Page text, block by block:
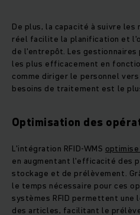
De plus, la capacité à suivre les
réel facilite la planification et
de l'entrepôt. Les
les plus efficacement en
comme diriger le personnel
besoins de traitement est le
Optimisation des
L'intégration RFID-WMS
en augmentant l'efficacité des
stockage et de prélèvement.
le temps nécessaire pour ces
systèmes RFID permettent
des articles, facilitant le